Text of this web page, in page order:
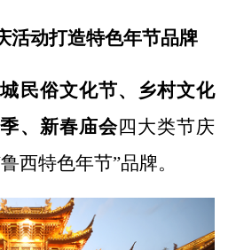
动打造特色年节品牌
民俗文化节、乡村文化
、新春庙会四大类节庆
西特色年节”品牌。